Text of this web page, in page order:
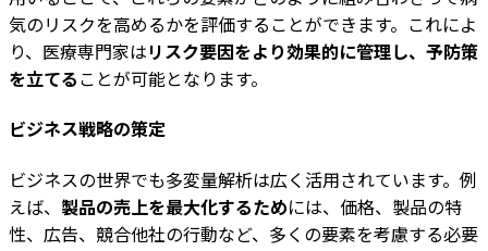
気のリスクを高めるかを評価することができます。これによ
り、医療専門家はリスク要因をより効果的に管理し、予防策
を立てることが可能となります。
ビジネス戦略の策定
ビジネスの世界でも多変量解析は広く活用されています。例
えば、 製品の売上を最大化するためには、価格、製品の特
性、広告、競合他社の行動など、多くの要素を考慮する必要